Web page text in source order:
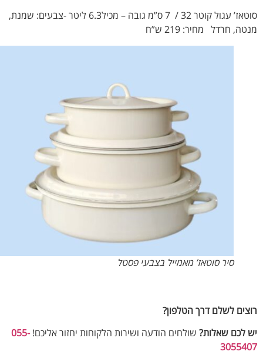
סוטאז’ עגול קוטר 32 / 7 ס”מ גובה – מכיל6.3 ליטר -צבעים: שמנת,
חרדל מחיר: 219 ש”ח
סיר סוטאז’ מאמייל בצבעי פסטל
לשלם דרך הטלפון?
שאלות?שולחים הודעה ושירות הלקוחות יחזור אליכם!055-